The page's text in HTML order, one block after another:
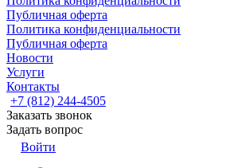
Публичная оферта
Политика конфиденциальности
Публичная оферта
Новости
Услуги
Контакты
+7 (812) 244-4505
Заказать звонок
Задать вопрос
Войти